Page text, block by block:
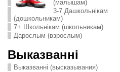
(малышам)
3-7 Дашкольнікам
(дошкольникам)
7+ Школьнікам (школьникам)
Дарослым (взрослым)
Выказванні
Выказванні (высказывания)